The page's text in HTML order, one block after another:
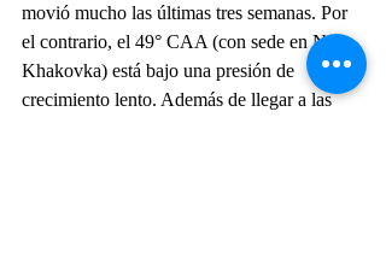
movió mucho las últimas tres semanas. Por
el contrario, el 49° CAA (con sede en Nova
Khakovka) está bajo una presión de
crecimiento lento. Además de llegar a las